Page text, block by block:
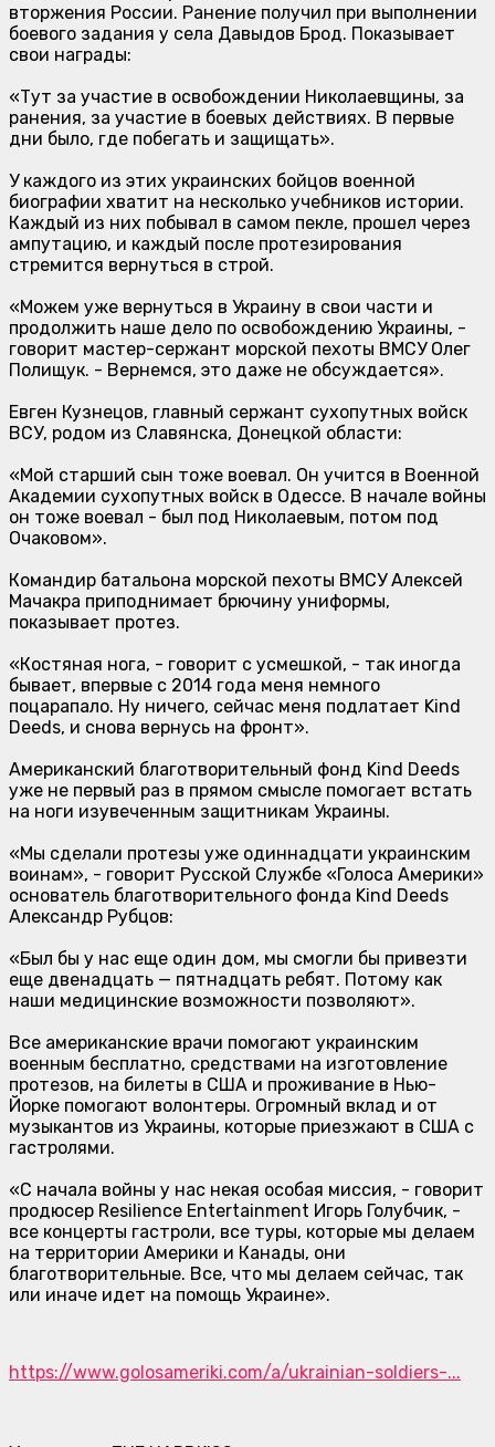
вторжения России. Ранение получил при выполнении
боевого задания у села Давыдов Брод. Показывает
свои награды:
«Тут за участие в освобождении Николаевщины, за
ранения, за участие в боевых действиях. В первые
дни было, где побегать и защищать».
У каждого из этих украинских бойцов военной
биографии хватит на несколько учебников истории.
Каждый из них побывал в самом пекле, прошел через
ампутацию, и каждый после протезирования
стремится вернуться в строй.
«Можем уже вернуться в Украину в свои части и
продолжить наше дело по освобождению Украины, -
говорит мастер-сержант морской пехоты ВМСУ Олег
Полищук. - Вернемся, это даже не обсуждается».
Евген Кузнецов, главный сержант сухопутных войск
ВСУ, родом из Славянска, Донецкой области:
«Мой старший сын тоже воевал. Он учится в Военной
Академии сухопутных войск в Одессе. В начале войны
он тоже воевал - был под Николаевым, потом под
Очаковом».
Командир батальона морской пехоты ВМСУ Алексей
Мачакра приподнимает брючину униформы,
показывает протез.
«Костяная нога, - говорит с усмешкой, - так иногда
бывает, впервые с 2014 года меня немного
поцарапало. Ну ничего, сейчас меня подлатает Kind
Deeds, и снова вернусь на фронт».
Американский благотворительный фонд Kind Deeds
уже не первый раз в прямом смысле помогает встать
на ноги изувеченным защитникам Украины.
«Мы сделали протезы уже одиннадцати украинским
воинам», - говорит Русской Службе «Голоса Америки»
основатель благотворительного фонда Kind Deeds
Александр Рубцов:
«Был бы у нас еще один дом, мы смогли бы привезти
еще двенадцать — пятнадцать ребят. Потому как
наши медицинские возможности позволяют».
Все американские врачи помогают украинским
военным бесплатно, средствами на изготовление
протезов, на билеты в США и проживание в Нью-
Йорке помогают волонтеры. Огромный вклад и от
музыкантов из Украины, которые приезжают в США с
гастролями.
«С начала войны у нас некая особая миссия, - говорит
продюсер Resilience Entertainment Игорь Голубчик, -
все концерты гастроли, все туры, которые мы делаем
на территории Америки и Канады, они
благотворительные. Все, что мы делаем сейчас, так
или иначе идет на помощь Украине».
https://www.golosameriki.com/a/ukrainian-soldiers-...